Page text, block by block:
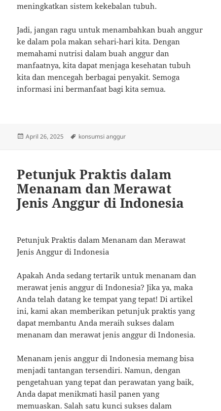
meningkatkan sistem kekebalan tubuh.
Jadi, jangan ragu untuk menambahkan buah anggur
ke dalam pola makan sehari-hari kita. Dengan
memahami nutrisi dalam buah anggur dan
manfaatnya, kita dapat menjaga kesehatan tubuh
kita dan mencegah berbagai penyakit. Semoga
informasi ini bermanfaat bagi kita semua.
Posted
April 26, 2025 Tags
konsumsi anggur
Petunjuk Praktis dalam
Menanam dan Merawat
Jenis Anggur di Indonesia
Petunjuk Praktis dalam Menanam dan Merawat
Jenis Anggur di Indonesia
Apakah Anda sedang tertarik untuk menanam dan
merawat jenis anggur di Indonesia? Jika ya, maka
Anda telah datang ke tempat yang tepat! Di artikel
ini, kami akan memberikan petunjuk praktis yang
dapat membantu Anda meraih sukses dalam
menanam dan merawat jenis anggur di Indonesia.
Menanam jenis anggur di Indonesia memang bisa
menjadi tantangan tersendiri. Namun, dengan
pengetahuan yang tepat dan perawatan yang baik,
Anda dapat menikmati hasil panen yang
memuaskan. Salah satu kunci sukses dalam